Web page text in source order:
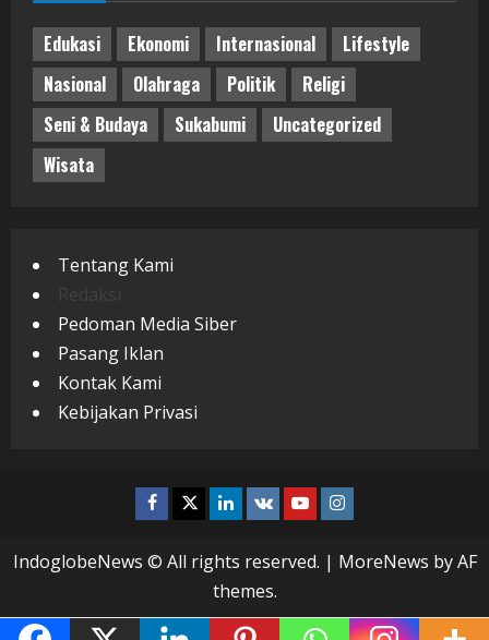
Edukasi Ekonomi Internasional
Lifestyle
Nasional
Olahraga Politik
Religi
Seni & Budaya
Sukabumi
Uncategorized
Wisata
Tentang Kami
Pedoman Media Siber
Pasang Iklan
Kontak Kami
Kebijakan Privasi
Facebook
TwitterLinkedin
VK YoutubeInstagram
IndoglobeNews © All rights reserved. | MoreNews by AF
themes.